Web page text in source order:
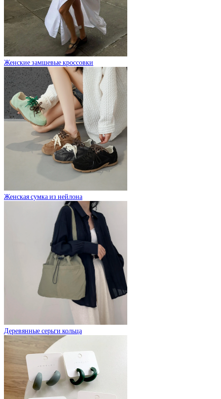
Женские замшевые кроссовки
Женская сумка из нейлона
Деревянные серьги кольца